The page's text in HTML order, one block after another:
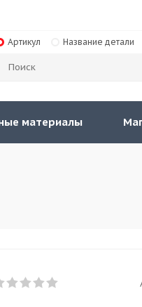
Артикул Название детали
материалы